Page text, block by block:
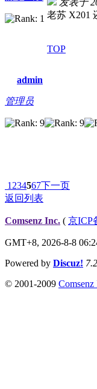
发表于
老苏 X201
TOP
admin
管理员
1 234567下一页
返回列表
Comsenz Inc. ( 京ICP
GMT+8, 2026-8-8
Powered by Discuz! 7.2
© 2001-2009 Comsenz